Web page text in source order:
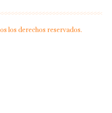
los derechos reservados.